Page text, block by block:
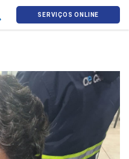
SERVIÇOS ONLINE